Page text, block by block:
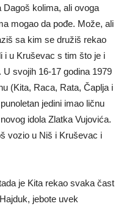
Dagoš kolima, ali ovoga
mogao da pođe. Može, ali
sa kim se družiš rekao
i u Kruševac s tim što je i
svojih 16-17 godina 1979
(Kita, Raca, Rata, Čaplja i
jedini imao ličnu
idola Zlatka Vujovića.
vozio u Niš i Kruševac i
je Kita rekao svaka čast
jebote uvek